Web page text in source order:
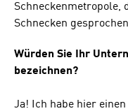
Schneckenmetropole,
Schnecken
Würden Sie Ihr
bezeichnen?
Ja! Ich habe hier